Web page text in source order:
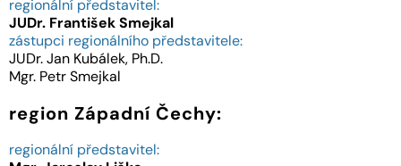
regionální představitel:
JUDr. FrantišekSmejkal
zástupci regionálního představitele:
JUDr. Jan Kubálek, Ph.D.
Mgr. Petr Smejkal
region Západní Čechy:
regionální představitel: